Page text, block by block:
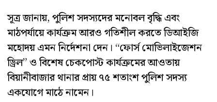
সূত্র জানায়, পুলিশ সদস্যদের মনোবল বৃদ্ধি এবং
মাঠপর্যায়ে কার্যক্রম আরও গতিশীল করতে ডিআইজি
মহোদয় এমন নির্দেশনা দেন। “ফোর্স মোভিলাইজেশন
ড্রিল” ও বিশেষ চেকপোস্ট কার্যক্রমের আওতায়
বিয়ানীবাজার থানার প্রায় ৭৫ শতাংশ পুলিশ সদস্য
একযোগে মাঠে নামেন।